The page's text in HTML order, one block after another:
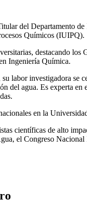
del Departamento
Químicos (IUIPQ).
destacando
Ingeniería Química.
labor investigadora se
del agua. Es experta
en la
científicas de alto
el Congreso